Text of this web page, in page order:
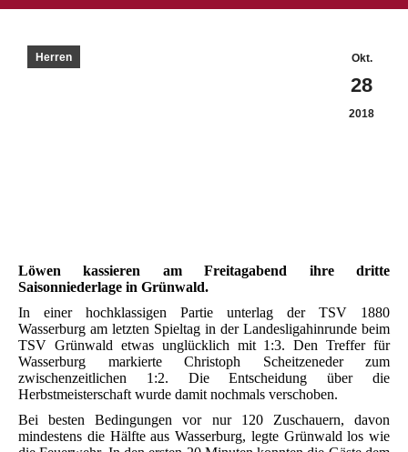
Okt.
28
2018
Herren
Löwen kassieren am Freitagabend ihre dritte
Saisonniederlage in Grünwald.
In einer hochklassigen Partie unterlag der TSV 1880
Wasserburg am letzten Spieltag in der Landesligahinrunde beim
TSV Grünwald etwas unglücklich mit 1:3. Den Treffer für
Wasserburg markierte Christoph Scheitzeneder zum
zwischenzeitlichen 1:2. Die Entscheidung über die
Herbstmeisterschaft wurde damit nochmals verschoben.
Bei besten Bedingungen vor nur 120 Zuschauern, davon
mindestens die Hälfte aus Wasserburg, legte Grünwald los wie